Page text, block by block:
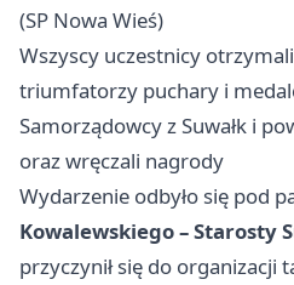
(SP Nowa Wieś)
Wszyscy uczestnicy
triumfatorzy puchary i
Samorządowcy z Suwałk i
oraz wręczali nagrody
Wydarzenie odbyło się pod
Kowalewskiego – Starosty
przyczynił się do organizacji